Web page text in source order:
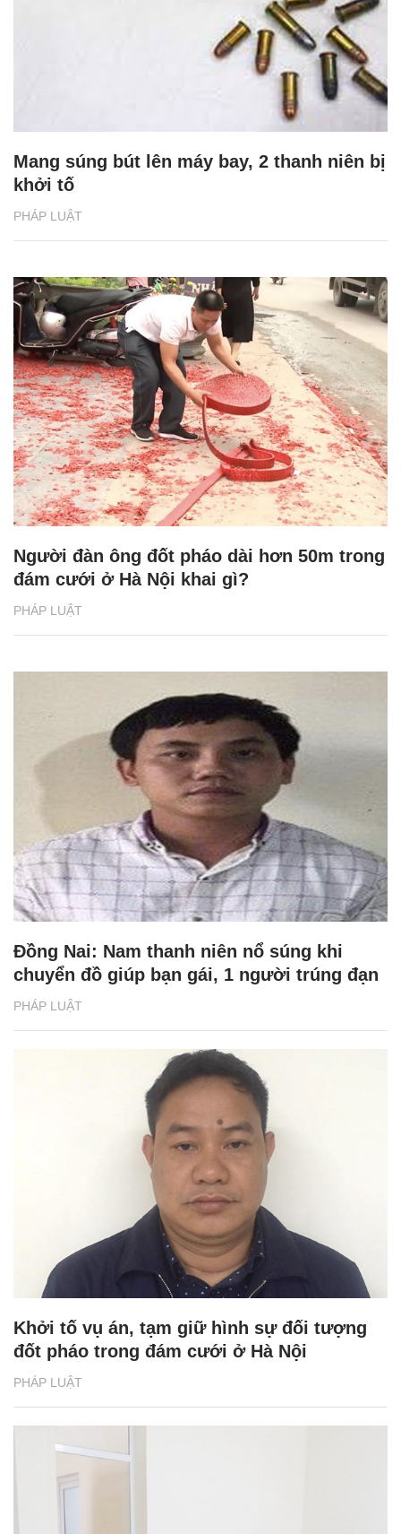
PHÁP LUẬT
Mang súng bút lên máy bay, 2 thanh niên bị
khởi tố
PHÁP LUẬT
Người đàn ông đốt pháo dài hơn 50m trong
đám cưới ở Hà Nội khai gì?
PHÁP LUẬT
Đồng Nai: Nam thanh niên nổ súng khi
chuyển đồ giúp bạn gái, 1 người trúng đạn
PHÁP LUẬT
Khởi tố vụ án, tạm giữ hình sự đối tượng
đốt pháo trong đám cưới ở Hà Nội